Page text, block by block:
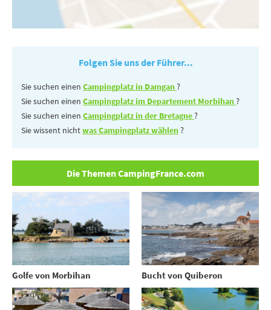
Folgen Sie uns der Führer...
Sie suchen einen Campingplatz in Damgan?
Sie suchen einen Campingplatz im Departement Morbihan?
Sie suchen einen Campingplatz in der Bretagne?
Sie wissent nichtwas Campingplatz wählen?
Die Themen CampingFrance.com
Golfe von Morbihan Bucht von Quiberon